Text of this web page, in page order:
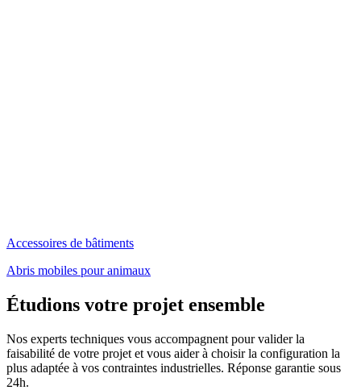
Accessoires de bâtiments
Abris mobiles pour animaux
Étudions votre projet ensemble
Nos experts techniques vous accompagnent pour valider la
faisabilité de votre projet et vous aider à choisir la configuration la
plus adaptée à vos contraintes industrielles. Réponse garantie sous
24h.